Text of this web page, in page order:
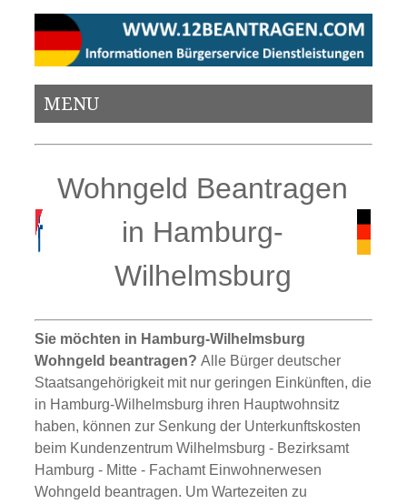
MENU
Wohngeld Beantragen
in Hamburg-
Wilhelmsburg
Sie möchten in Hamburg-Wilhelmsburg
Wohngeld beantragen?Alle Bürger deutscher
Staatsangehörigkeit mit nur geringen Einkünften, die
in Hamburg-Wilhelmsburg ihren Hauptwohnsitz
haben, können zur Senkung der Unterkunftskosten
beim Kundenzentrum Wilhelmsburg - Bezirksamt
Hamburg - Mitte - Fachamt Einwohnerwesen
Wohngeld beantragen. Um Wartezeiten zu